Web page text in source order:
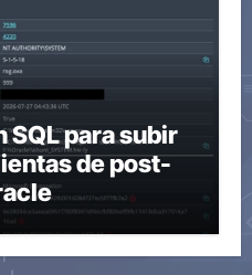
para subir
de post-